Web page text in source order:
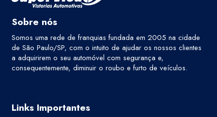
Sobre nós
Somos uma rede de franquias fundada em 2005 na cidade
de São Paulo/SP, com o intuito de ajudar os nossos clientes
a adquirirem o seu automóvel com segurança e,
consequentemente, diminuir o roubo e furto de veículos.
Links Importantes